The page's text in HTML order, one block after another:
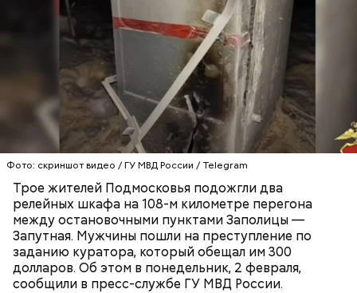
Фото: скриншот видео / ГУ МВД России / Telegram
Трое жителей Подмосковья подожгли два
релейных шкафа на 108-м километре перегона
между остановочными пунктами Заполицы —
Запутная. Мужчины пошли на преступление по
заданию куратора, который обещал им 300
долларов. Об этом в понедельник, 2 февраля,
сообщили в пресс-службе ГУ МВД России.
Блогеру грозило до семи лет лишения свободы.
Play
Video
Видео: пресс-служба ГСУ СК по Московской области
заявил, что ничего не подсыпал в морс и утверждал,
что яд могли добавить в бутылкунекие
недоброжелатели